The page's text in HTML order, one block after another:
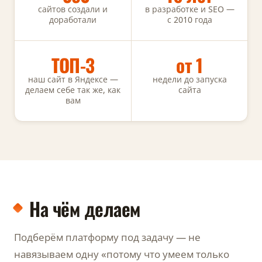
сайтов создали и
доработали
в разработке и SEO —
с 2010 года
ТОП-3
наш сайт в Яндексе —
делаем себе так же, как
вам
от 1
недели до запуска
сайта
На чём делаем
Подберём платформу под задачу — не
навязываем одну «потому что умеем только